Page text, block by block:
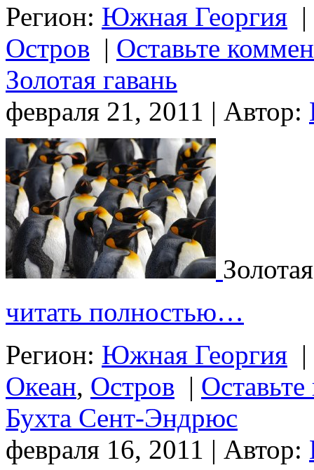
Регион: Южная Георгия |
Остров | Оставьте
Золотая гавань
февраля 21, 2011 | Автор:
читать полностью…
Регион: Южная Георгия |
Океан, Остров |
Бухта Сент-Эндрюс
февраля 16, 2011 | Автор: